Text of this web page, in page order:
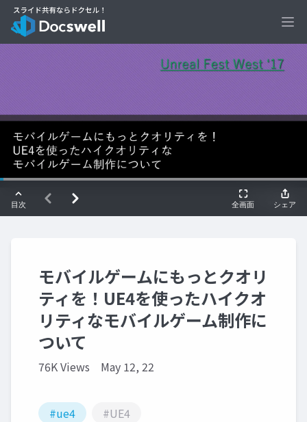
モバイルゲームにもっとクオリ
ティを！UE4を使ったハイクオ
リティなモバイルゲーム制作に
ついて
76K Views May 12, 22
#ue4
#UE4